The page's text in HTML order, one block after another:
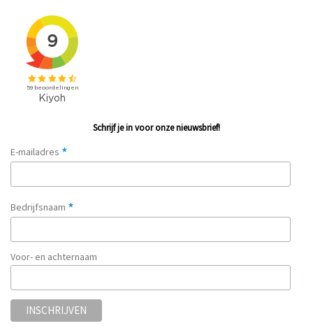
Schrijf je in voor onze nieuwsbrief!
E-mailadres *
Bedrijfsnaam *
Voor- en achternaam